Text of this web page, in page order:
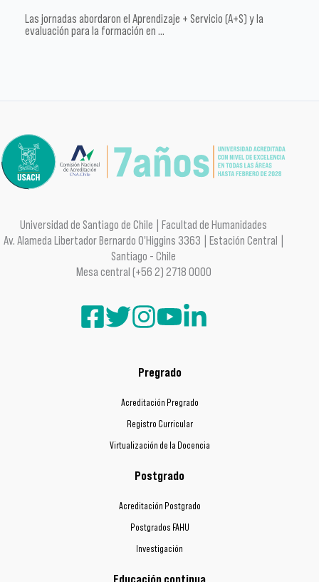
Las jornadas abordaron el Aprendizaje + Servicio (A+S) y la
evaluación para la formación en …
Universidad de Santiago de Chile | Facultad de Humanidades
Av. Alameda Libertador Bernardo O'Higgins 3363 | Estación Central |
Santiago - Chile
Mesa central (+56 2) 2718 0000
Pregrado
Acreditación Pregrado
Registro Curricular
Virtualización de la Docencia
Postgrado
Acreditación Postgrado
Postgrados FAHU
Investigación
Educación continua